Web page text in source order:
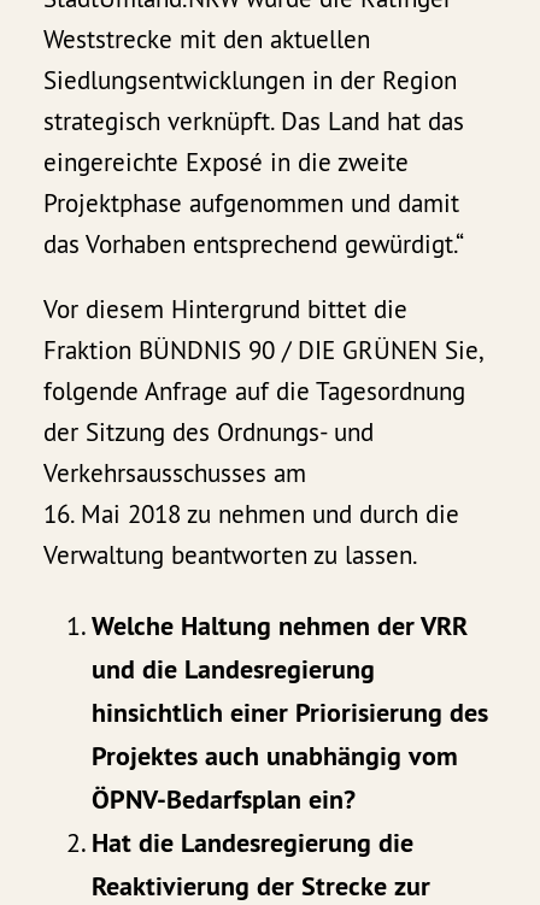
Weststrecke mit den aktuellen
Siedlungsentwicklungen in der Region
strategisch verknüpft. Das Land hat das
eingereichte Exposé in die zweite
Projektphase aufgenommen und damit
das Vorhaben entsprechend gewürdigt.“
Vor diesem Hintergrund bittet die
Fraktion BÜNDNIS 90 / DIE GRÜNEN Sie,
folgende Anfrage auf die Tagesordnung
der Sitzung des Ordnungs- und
Verkehrsausschusses am
16. Mai 2018 zu nehmen und durch die
Verwaltung beantworten zu lassen.
Welche Haltung nehmen der VRR
und die Landesregierung
hinsichtlich einer Priorisierung des
Projektes auch unabhängig vom
ÖPNV-Bedarfsplan ein?
Hat die Landesregierung die
Reaktivierung der Strecke zur